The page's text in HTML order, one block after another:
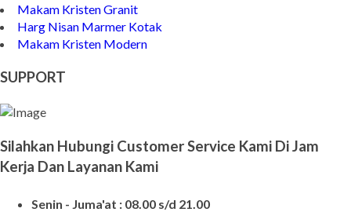
Makam Kristen Granit
Harg Nisan Marmer Kotak
Makam Kristen Modern
SUPPORT
Silahkan Hubungi Customer Service Kami Di Jam
Kerja Dan Layanan Kami
Senin - Juma'at : 08.00 s/d 21.00